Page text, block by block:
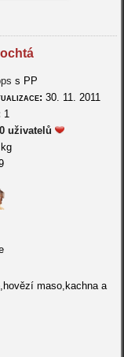
s PP
30. 11. 2011
1
0 uživatelů
maso,kachna a